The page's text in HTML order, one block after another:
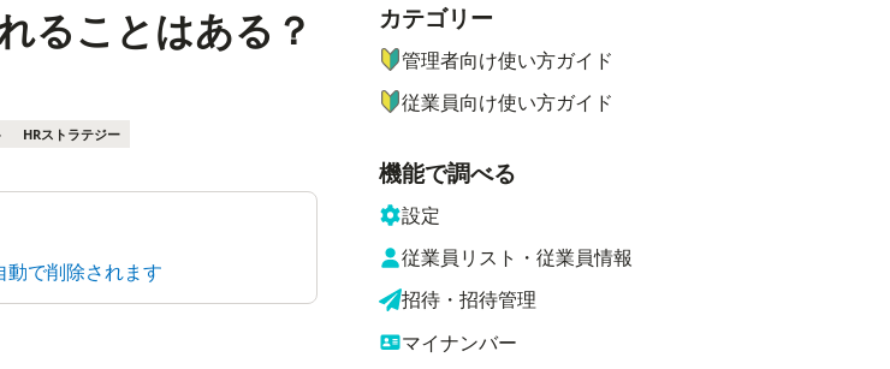
ることはある？
HRストラテジー
で削除されます
ナビゲーションメニュー
カテゴリー
管理者向け使い方ガイド
従業員向け使い方ガイド
機能で調べる
設定
従業員リスト・従業員情報
招待・招待管理
マイナンバー